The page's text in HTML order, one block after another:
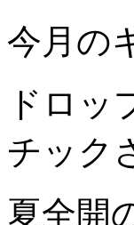
今月の
ドロッ
チック
夏全開